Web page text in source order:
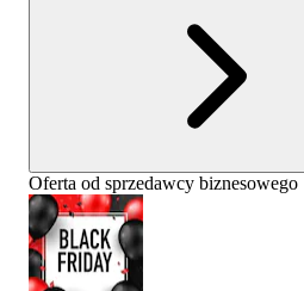
Oferta od sprzedawcy biznesowego